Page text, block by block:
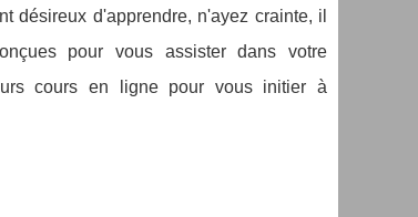
désireux d'apprendre, n'ayez crainte, il
pour vous assister dans votre
cours en ligne pour vous initier à